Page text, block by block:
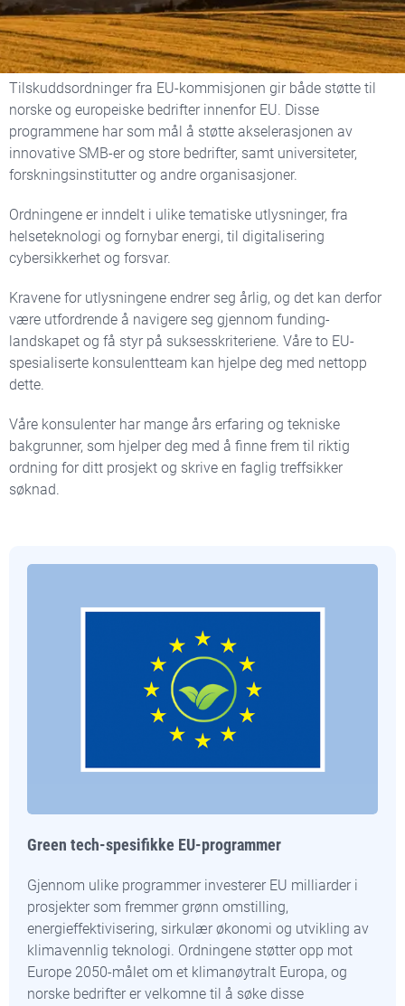
EU-kommisjonen
Tilskuddsordninger fra EU-kommisjonen gir både støtte til
norske og europeiske bedrifter innenfor EU. Disse
programmene har som mål å støtte akselerasjonen av
innovative SMB-er og store bedrifter, samt universiteter,
forskningsinstitutter og andre organisasjoner.
Ordningene er inndelt i ulike tematiske utlysninger, fra
helseteknologi og fornybar energi, til digitalisering
cybersikkerhet og forsvar.
Kravene for utlysningene endrer seg årlig, og det kan derfor
være utfordrende å navigere seg gjennom funding-
landskapet og få styr på suksesskriteriene. Våre to EU-
spesialiserte konsulentteam kan hjelpe deg med nettopp
dette.
Våre konsulenter har mange års erfaring og tekniske
bakgrunner, som hjelper deg med å finne frem til riktig
ordning for ditt prosjekt og skrive en faglig treffsikker
søknad.
Green tech-spesifikke EU-programmer
Gjennom ulike programmer investerer EU milliarder i
prosjekter som fremmer grønn omstilling,
energieffektivisering, sirkulær økonomi og utvikling av
klimavennlig teknologi. Ordningene støtter opp mot
Europe 2050-målet om et klimanøytralt Europa, og
norske bedrifter er velkomne til å søke disse